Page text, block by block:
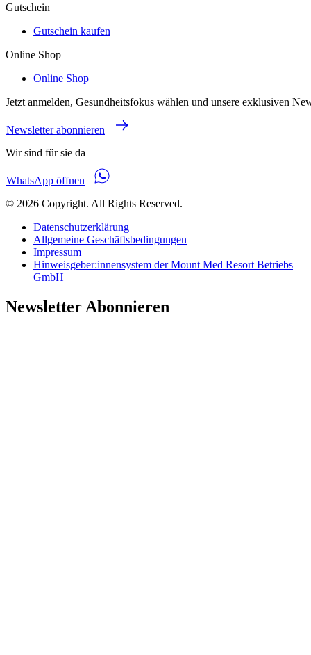
Gutschein
Gutschein kaufen
Online Shop
Online Shop
Jetzt anmelden, Gesundheitsfokus wählen und unsere exklusiven
Newsletter abonnieren
Wir sind für sie da
WhatsApp öffnen
© 2026 Copyright. All Rights Reserved.
Datenschutzerklärung
Allgemeine Geschäftsbedingungen
Impressum
Hinweisgeber:innensystem der Mount Med Resort Betriebs
GmbH
Newsletter Abonnieren